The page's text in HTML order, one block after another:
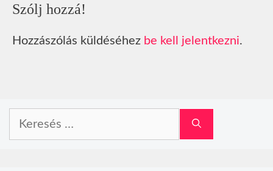
Szólj hozzá!
Hozzászólás küldéséhez be kell jelentkezni.